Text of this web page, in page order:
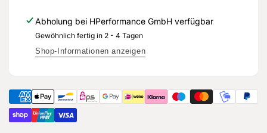
Original
Ersatzteil
für
Sportback
-
Original
Ersatzteil
RS3
Sportback
Abholung bei HPerformance GmbH verfügbar
Gewöhnlich fertig in 2 - 4 Tagen
Shop-Informationen anzeigen